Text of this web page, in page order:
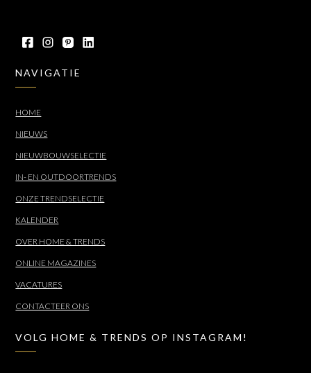
NAVIGATIE
HOME
NIEUWS
NIEUWBOUWSELECTIE
IN- EN OUTDOORTRENDS
ONZE TRENDSELECTIE
KALENDER
OVER HOME & TRENDS
ONLINE MAGAZINES
VACATURES
CONTACTEER ONS
VOLG HOME & TRENDS OP INSTAGRAM!